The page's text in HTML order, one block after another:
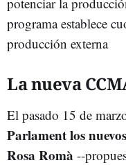
programa establece
producción externa
La nueva
El pasado 15 de
Parlament los
Rosa Romà --